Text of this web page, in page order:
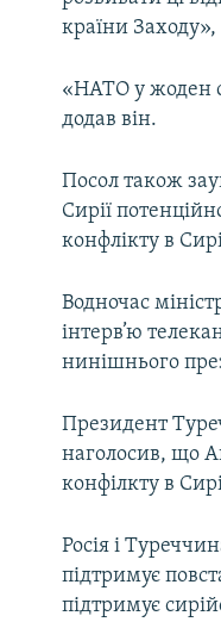
країни Заходу»,
«НАТО у жоден
додав він.
Посол також
Сирії
конфлікту в
Водночас
інтерв’ю
нинішнього
Президент
наголосив, що
конфілкту в
Росія і
підтримує
підтримує